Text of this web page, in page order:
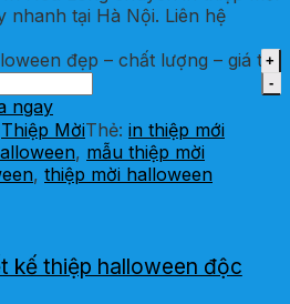
nhanh tại Hà Nội. Liên hệ
đẹp – chất lượng – giá tốt
ngay
Thiệp MờiThẻ: in thiệp mới
, mẫu thiệp mời
, thiệp mời halloween
Content
kế thiệp halloween độc